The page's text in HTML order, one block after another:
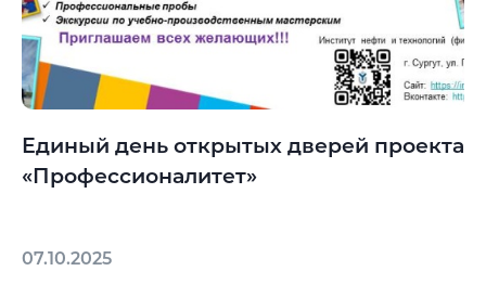
Единый день открытых дверей проекта
«Профессионалитет»
07.10.2025